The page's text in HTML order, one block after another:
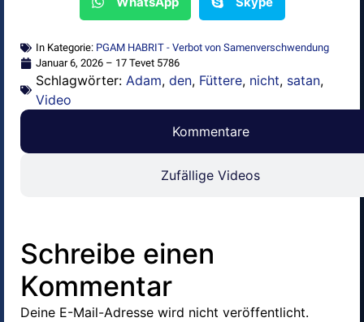
In Kategorie: PGAM HABRIT - Verbot von Samenverschwendung
Januar 6, 2026 – 17 Tevet 5786
Schlagwörter: Adam, den, Füttere, nicht, satan,
Video
Kommentare
Zufällige Videos
Schreibe einen
Kommentar
Deine E-Mail-Adresse wird nicht veröffentlicht.